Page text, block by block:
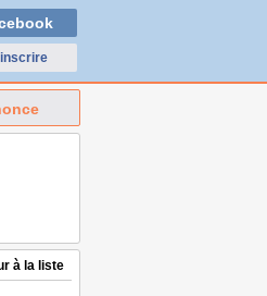
à la liste